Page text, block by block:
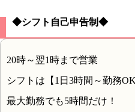
◆シフト自己申告制◆
20時～翌1時まで営業
シフトは【1日3時間～勤務OK
最大勤務でも5時間だけ！